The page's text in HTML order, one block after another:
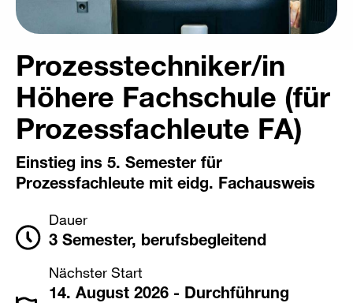
Prozesstechniker/in
Höhere Fachschule (für
Prozessfachleute FA)
Einstieg ins 5. Semester für
Prozessfachleute mit eidg. Fachausweis
Dauer
3 Semester, berufsbegleitend
Nächster Start
14. August 2026 - Durchführung